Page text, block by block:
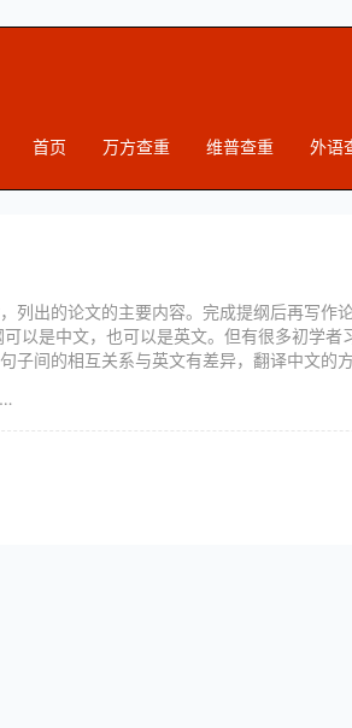
首页 万方查重 维普查重 外语
出的论文的主要内容。完成提纲后再写作
以是中文，也可以是英文。但有很多初学者
子间的相互关系与英文有差异，翻译中文的